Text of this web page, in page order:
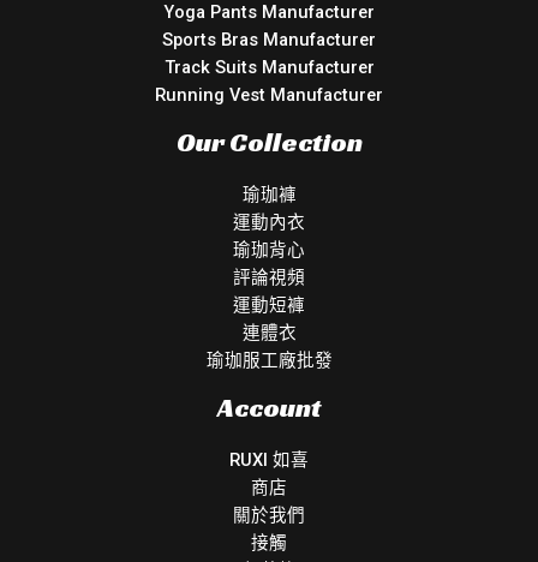
Yoga Pants Manufacturer
Sports Bras Manufacturer
Track Suits Manufacturer
Running Vest Manufacturer
Our Collection
瑜珈褲
運動內衣
瑜珈背心
評論視頻
運動短褲
連體衣
瑜珈服工廠批發
Account
RUXI 如喜
商店
關於我們
接觸